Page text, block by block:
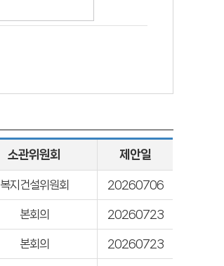
소관위원회 제안일
복지건설위원회 20260706
본회의 20260723
본회의 20260723